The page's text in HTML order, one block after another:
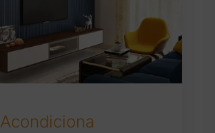
Acondiciona